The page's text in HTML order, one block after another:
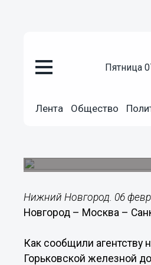
пятница
Лента Общество
Остановки
Нижний Новгород. 06
Новгород – Москва –
Как сообщили агентству
Горьковской железной